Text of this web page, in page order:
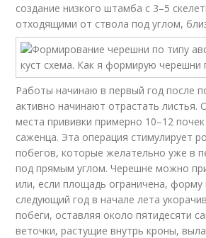
создание низкого штамба с 3–5
отходящими от ствола под углом,
Работы начинаю в первый год после
активно начинают отрастать листья.
места прививки примерно 10–12
саженца. Эта операция стимулирует
побегов, которые желательно уже в
под прямым углом. Черешне можно
или, если площадь ограничена, форму
следующий год в начале лета
побеги, оставляя около пятидесяти
веточки, растущие внутрь кроны,